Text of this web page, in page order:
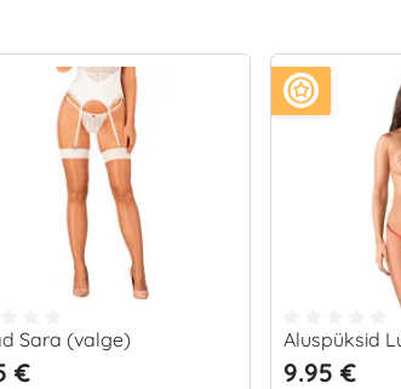
Sara (valge)
€
Aluspüksid
9.95 €